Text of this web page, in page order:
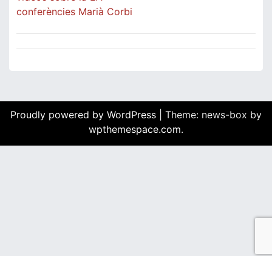
conferències Marià Corbi
Proudly powered by WordPress
Theme: news-box by
wpthemespace.com.